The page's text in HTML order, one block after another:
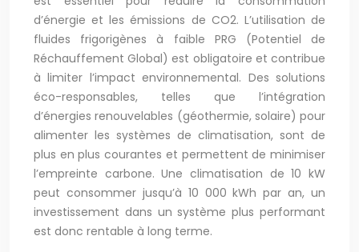
d’énergie et les émissions de CO2. L’utilisation de
fluides frigorigènes à faible PRG (Potentiel de
Réchauffement Global) est obligatoire et contribue
à limiter l’impact environnemental. Des solutions
éco-responsables, telles que l’intégration
d’énergies renouvelables (géothermie, solaire) pour
alimenter les systèmes de climatisation, sont de
plus en plus courantes et permettent de minimiser
l’empreinte carbone. Une climatisation de 10 kW
peut consommer jusqu’à 10 000 kWh par an, un
investissement dans un système plus performant
est donc rentable à long terme.